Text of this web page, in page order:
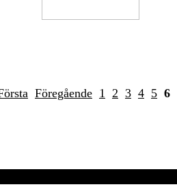
Föregående 1 2 3 4 5 6